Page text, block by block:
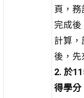
頁，務
完成後
計算，
後，先
2. 於
得學分